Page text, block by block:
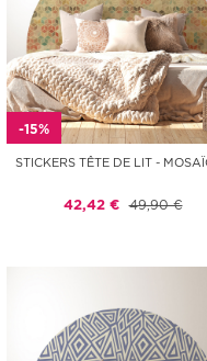
-15%
STICKERS TÊTE DE LIT -
42,42 € 49,90 €